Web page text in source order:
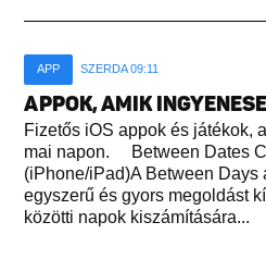
APP SZERDA 09:11
APPOK, AMIK
Fizetős iOS appok és játékok,
mai napon. Between Dates
(iPhone/iPad)A Between Days
egyszerű és gyors megoldást
közötti napok kiszámítására...